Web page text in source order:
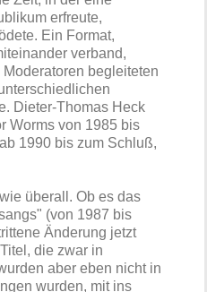
erfreute,
Ein Format,
verband,
begleiteten
Dieter-Thomas Heck
Worms von 1985 bis
1990 bis zum Schluß,
überall. Ob es das
(von 1987 bis
Änderung jetzt
die zwar in
aber eben nicht in
wurden, mit ins